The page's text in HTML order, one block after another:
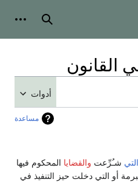
بحث
أدوات
مساعدة
شـُرِّعت والقضايا المحكوم فيها
أو التي دخلت حيز التنفيذ في